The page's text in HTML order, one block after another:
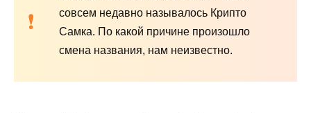
совсем недавно называлось Крипто
Самка. По какой причине произошло
смена названия, нам неизвестно.